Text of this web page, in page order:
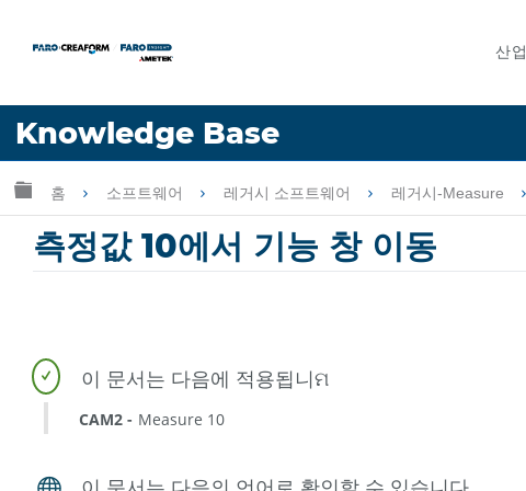
산업
Knowledge Base
언어
글로벌 계층 확장/축소
홈 소프트웨어 레거시 소프트웨어 레거시-Measure
측정값 10에서 기능 창 이동
CAM2 Measure 10